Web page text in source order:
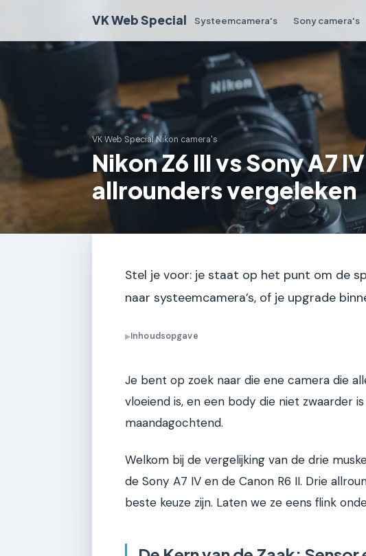
VK Web Special Systeemcamera's Sony camera's
VK Web Special›Nikon camera's
Nikon Z6 III vs Sony A7
allrounders vergeleken
Stel je voor: je staat op het punt om de
naar systeemcamera’s, of je upgrade
▶Inhoudsopgave
Je bent op zoek naar die ene camera die
vloeiend is, en een body die niet zwaarder
maandagochtend.
Welkom bij de vergelijking van de drie
de Sony A7 IV en de Canon R6 II. Drie
beste keuze zijn. Laten we ze eens flink